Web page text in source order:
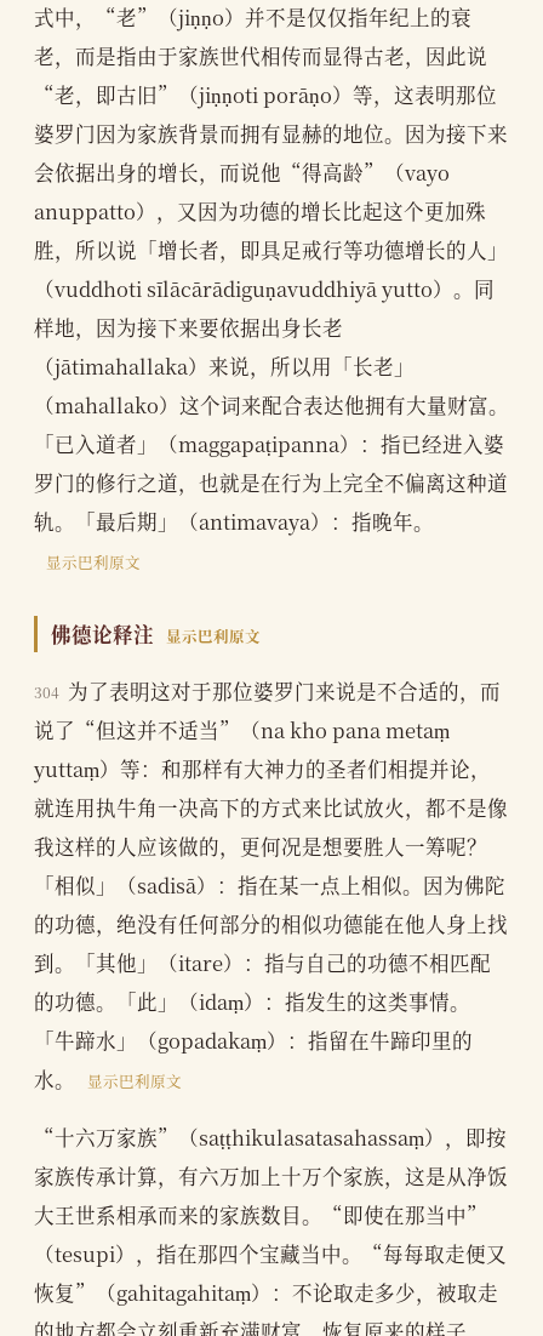
式中，“老”（jiṇṇo）并不是仅仅指年纪上的衰
老，而是指由于家族世代相传而显得古老，因此说
“老，即古旧”（jiṇṇoti porāṇo）等，这表明那位
婆罗门因为家族背景而拥有显赫的地位。因为接下来
会依据出身的增长，而说他“得高龄”（vayo
anuppatto），又因为功德的增长比起这个更加殊
胜，所以说「增长者，即具足戒行等功德增长的人」
（vuddhoti sīlācārādiguṇavuddhiyā yutto）。同
样地，因为接下来要依据出身长老
（jātimahallaka）来说，所以用「长老」
（mahallako）这个词来配合表达他拥有大量财富。
「已入道者」（maggapaṭipanna）：指已经进入婆
罗门的修行之道，也就是在行为上完全不偏离这种道
轨。「最后期」（antimavaya）：指晚年。
显示巴利原文
佛德论释注 显示巴利原文
304 为了表明这对于那位婆罗门来说是不合适的，而
说了“但这并不适当”（na kho pana metaṃ
yuttaṃ）等：和那样有大神力的圣者们相提并论，
就连用执牛角一决高下的方式来比试放火，都不是像
我这样的人应该做的，更何况是想要胜人一筹呢？
「相似」（sadisā）：指在某一点上相似。因为佛陀
的功德，绝没有任何部分的相似功德能在他人身上找
到。「其他」（itare）：指与自己的功德不相匹配
的功德。「此」（idaṃ）：指发生的这类事情。
「牛蹄水」（gopadakaṃ）：指留在牛蹄印里的
水。
显示巴利原文
“十六万家族”（saṭṭhikulasatasahassaṃ），即按
家族传承计算，有六万加上十万个家族，这是从净饭
大王世系相承而来的家族数目。“即使在那当中”
（tesupi），指在那四个宝藏当中。“每每取走便又
恢复”（gahitagahitaṃ）：不论取走多少，被取走